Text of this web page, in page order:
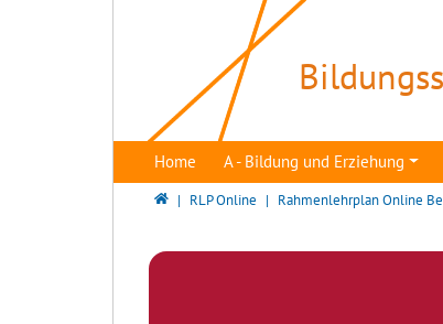
Home A - Bildung und Erziehung
Bildungsserver Berlin - Brandenburg
RLP Online Rahmenlehrplan Online